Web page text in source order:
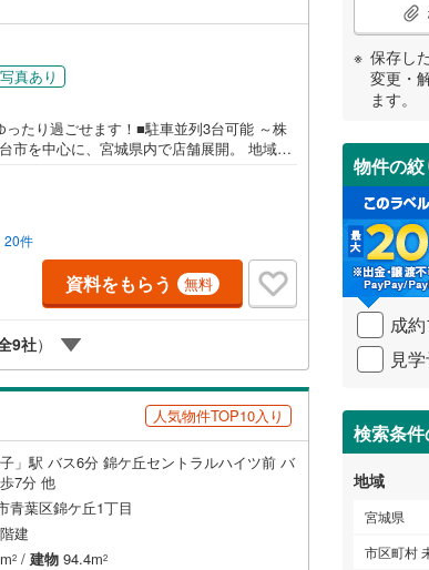
真あり
たり過ごせます！■駐車並列3台可能 ～株
市を中心に、宮城県内で店舗展開。 地域密
提案”戸建・マンション・土地まで幅広く対
交通利便性・子育て環境など、 実際の暮ら
住んでから後悔しないためのご提案」を
“まとめて相談できる安心感”【購入】【売
でワンストップ対応。 住宅ローンや税金な
丁寧にご説明いたします。初めての不動産
出せます。各店舗にはキッズスペースを完
す。ぜひお気軽にお問い合わせくださ
20件
資料をもらう 無料
9社）
人気物件TOP10入り
」駅 バス6分 錦ケ丘セントラルハイツ前 バ
7分 他
青葉区錦ケ丘1丁目
建
2 / 建物 94.4m2
条
件
受
け
取
る
・
条
件
を
イ
ペ
ジ
に
保
存
す
る
保存し
変更・
ます。
物件の
成
見
検索条
地域
宮城県
市区町村
小学校ま
バリアフリー住宅（2） 間取り変
3階建て
対面キッチン